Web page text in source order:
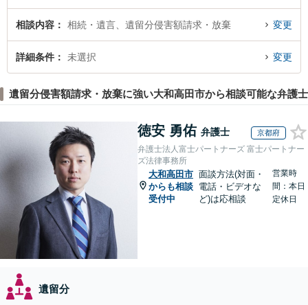
大和高田市内の弁護士に相談予約したい』などでお困りの相談者さんにおすす
めです。
相談内容 相続・遺言、遺留分侵害額請求・放棄 変更
詳細条件 未選択 変更
遺留分侵害額請求・放棄に強い大和高田市から相談可能な弁護士
徳安 勇佑 弁護士 京都府
弁護士法人富士パートナーズ 富士パートナー
ズ法律事務所
大和高田市
からも相談
受付中
面談方法(対面・
電話・ビデオな
ど)は応相談
営業時
間：本日
定休日
遺留分